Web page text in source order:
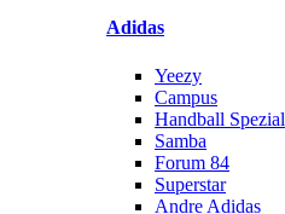
Adidas
Yeezy
Campus
Handball Spezial
Samba
Forum 84
Superstar
Andre Adidas